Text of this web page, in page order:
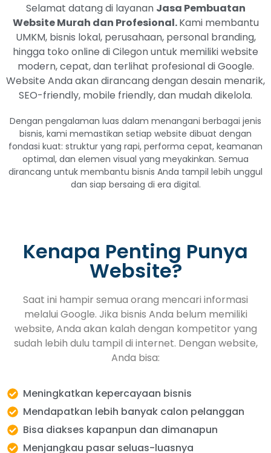
Selamat datang di layanan Jasa Pembuatan
Website Murah dan Profesional.Kami membantu
UMKM, bisnis lokal, perusahaan, personal branding,
hingga toko online di Cilegon untuk memiliki website
modern, cepat, dan terlihat profesional di Google.
Website Anda akan dirancang dengan desain menarik,
SEO-friendly, mobile friendly, dan mudah dikelola.
Dengan pengalaman luas dalam menangani berbagai jenis
bisnis, kami memastikan setiap website dibuat dengan
fondasi kuat: struktur yang rapi, performa cepat, keamanan
optimal, dan elemen visual yang meyakinkan. Semua
dirancang untuk membantu bisnis Anda tampil lebih unggul
dan siap bersaing di era digital.
Kenapa Penting Punya
Website?
Saat ini hampir semua orang mencari informasi
melalui Google. Jika bisnis Anda belum memiliki
website, Anda akan kalah dengan kompetitor yang
sudah lebih dulu tampil di internet. Dengan website,
Anda bisa:
Meningkatkan kepercayaan bisnis
Mendapatkan lebih banyak calon pelanggan
Bisa diakses kapanpun dan dimanapun
Menjangkau pasar seluas-luasnya